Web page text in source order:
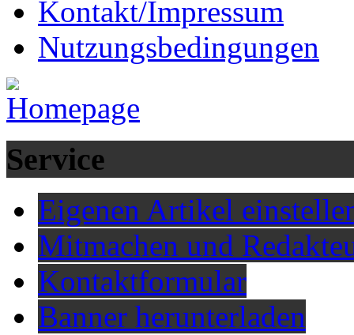
Kontakt/Impressum
Nutzungsbedingungen
Service
Eigenen Artikel
Mitmachen und
Kontaktformular
Banner herunterladen